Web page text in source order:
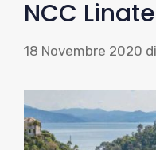
NCC
18 Novembre 2020 di